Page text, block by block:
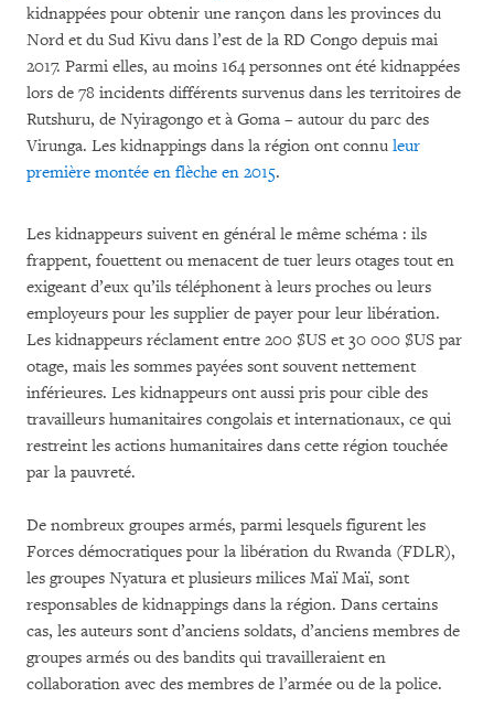
kidnappées pour obtenir une rançon dans les provinces du
Nord et du Sud Kivu dans l’est de la RD Congo depuis mai
2017. Parmi elles, au moins 164 personnes ont été kidnappées
lors de 78 incidents différents survenus dans les territoires de
Rutshuru, de Nyiragongo et à Goma – autour du parc des
Virunga. Les kidnappings dans la région ont connu leur
première montée en flèche en 2015.
Les kidnappeurs suivent en général le même schéma : ils
frappent, fouettent ou menacent de tuer leurs otages tout en
exigeant d’eux qu’ils téléphonent à leurs proches ou leurs
employeurs pour les supplier de payer pour leur libération.
Les kidnappeurs réclament entre 200 $US et 30 000 $US par
otage, mais les sommes payées sont souvent nettement
inférieures. Les kidnappeurs ont aussi pris pour cible des
travailleurs humanitaires congolais et internationaux, ce qui
restreint les actions humanitaires dans cette région touchée
par la pauvreté.
De nombreux groupes armés, parmi lesquels figurent les
Forces démocratiques pour la libération du Rwanda (FDLR),
les groupes Nyatura et plusieurs milices Maï Maï, sont
responsables de kidnappings dans la région. Dans certains
cas, les auteurs sont d’anciens soldats, d’anciens membres de
groupes armés ou des bandits qui travailleraient en
collaboration avec des membres de l’armée ou de la police.